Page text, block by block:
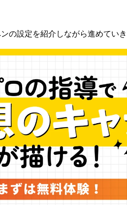
の設定を紹介しながら進めていき